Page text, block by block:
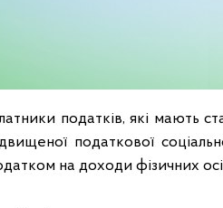
податків, які мають
податкової
на доходи фізичних